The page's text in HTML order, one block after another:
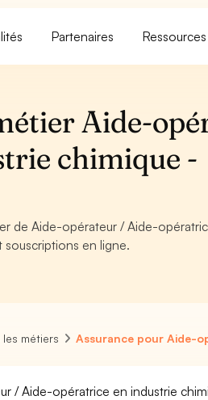
Partenaires Ressources
Aide-
chimique -
de Aide-opérateur / Aide-
souscriptions en ligne.
les métiers Assurance pour Aide-
/ Aide-opératrice en industrie